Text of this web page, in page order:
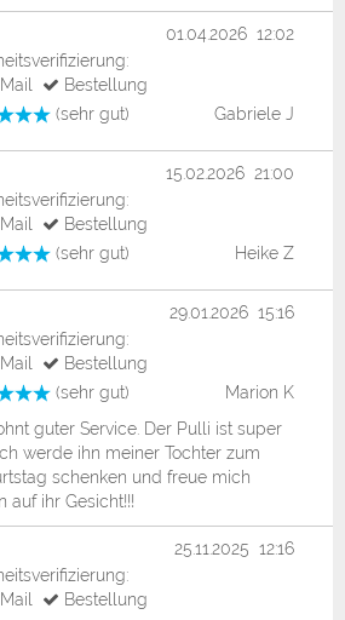
(sehr gut) Gabriele J
01.04.2026 12:02
Bestellung
(sehr gut) Heike Z
15.02.2026 21:00
Bestellung
(sehr gut) Marion K
29.01.2026 15:16
Bestellung
guter Service. Der Pulli ist super
werde ihn meiner Tochter zum
schenken und freue mich
auf ihr Gesicht!!!
25.11.2025 12:16
Bestellung